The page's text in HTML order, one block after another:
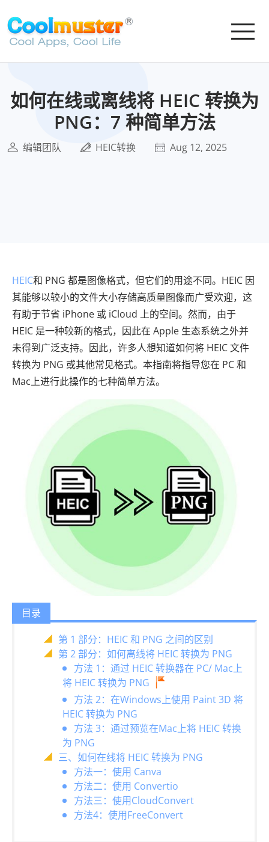
如何在线或离线将 HEIC 转换为
PNG：7 种简单方法
编辑团队 HEIC转换 Aug 12, 2025
HEIC和 PNG 都是图像格式，但它们的用途不同。HEIC 因
其能够以较小的文件大小存储高质量图像而广受欢迎，这
有助于节省 iPhone 或 iCloud 上的空间。然而，由于
HEIC 是一种较新的格式，因此在 Apple 生态系统之外并
未得到广泛支持。因此，许多人想知道如何将 HEIC 文件
转换为 PNG 或其他常见格式。本指南将指导您在 PC 和
Mac上进行此操作的七种简单方法。
目录
第 1 部分：HEIC 和 PNG 之间的区别
第 2 部分：如何离线将 HEIC 转换为 PNG
方法 1：通过 HEIC 转换器在 PC/ Mac上
将 HEIC 转换为 PNG
方法 2：在Windows上使用 Paint 3D 将
HEIC 转换为 PNG
方法 3：通过预览在Mac上将 HEIC 转换
为 PNG
三、如何在线将 HEIC 转换为 PNG
方法一：使用 Canva
方法二：使用 Convertio
方法三：使用CloudConvert
方法4：使用FreeConvert